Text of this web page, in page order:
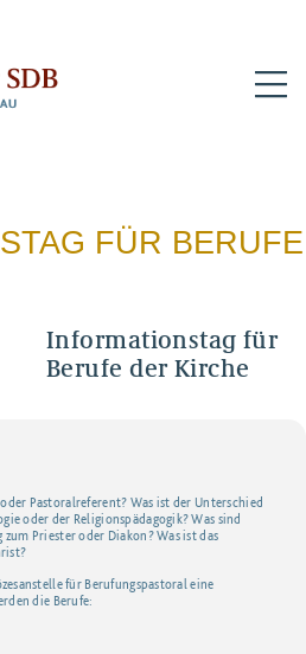
FÜR BERUFE
Informationstag für
Berufe der Kirche
Pastoralreferent? Was ist der Unterschied
oder der Religionspädagogik? Was sind
Priester oder Diakon? Was ist das
für Berufungspastoral eine
die Berufe: